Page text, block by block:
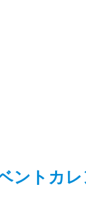
ントカ